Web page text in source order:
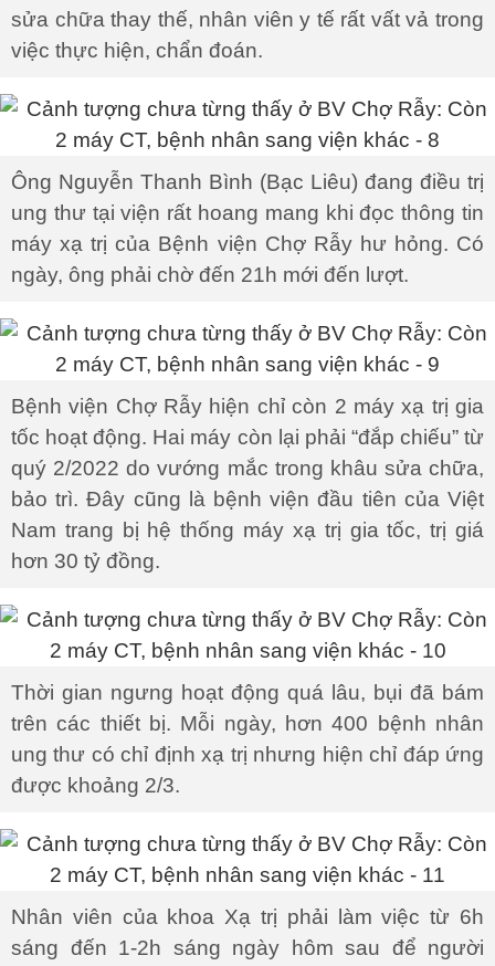
sửa chữa thay thế, nhân viên y tế rất vất vả trong
việc thực hiện, chẩn đoán.
Ông Nguyễn Thanh Bình (Bạc Liêu) đang điều trị
ung thư tại viện rất hoang mang khi đọc thông tin
máy xạ trị của Bệnh viện Chợ Rẫy hư hỏng. Có
ngày, ông phải chờ đến 21h mới đến lượt.
Bệnh viện Chợ Rẫy hiện chỉ còn 2 máy xạ trị gia
tốc hoạt động. Hai máy còn lại phải “đắp chiếu” từ
quý 2/2022 do vướng mắc trong khâu sửa chữa,
bảo trì. Đây cũng là bệnh viện đầu tiên của Việt
Nam trang bị hệ thống máy xạ trị gia tốc, trị giá
hơn 30 tỷ đồng.
Thời gian ngưng hoạt động quá lâu, bụi đã bám
trên các thiết bị. Mỗi ngày, hơn 400 bệnh nhân
ung thư có chỉ định xạ trị nhưng hiện chỉ đáp ứng
được khoảng 2/3.
Nhân viên của khoa Xạ trị phải làm việc từ 6h
sáng đến 1-2h sáng ngày hôm sau để người